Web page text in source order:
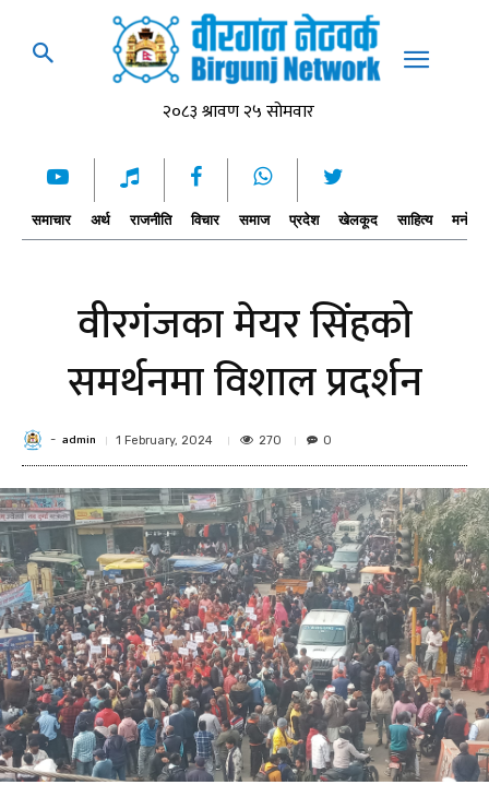
समाचार अर्थ राजनीति विचार समाज प्रदेश खेलकूद साहित्य
वीरगंजका मेयर सिंहको
समर्थनमा विशाल प्रदर्शन
- admin 1 February, 2024 270 0